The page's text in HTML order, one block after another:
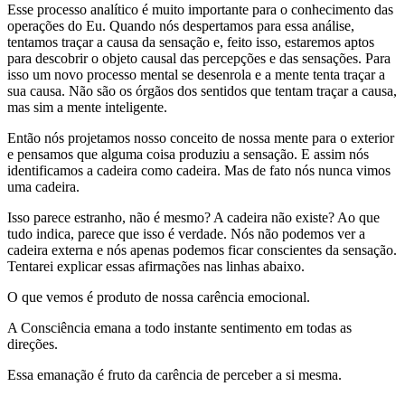
Esse processo analítico é muito importante para o conhecimento das
operações do Eu. Quando nós despertamos para essa análise,
tentamos traçar a causa da sensação e, feito isso, estaremos aptos
para descobrir o objeto causal das percepções e das sensações. Para
isso um novo processo mental se desenrola e a mente tenta traçar a
sua causa. Não são os órgãos dos sentidos que tentam traçar a causa,
mas sim a mente inteligente.
Então nós projetamos nosso conceito de nossa mente para o exterior
e pensamos que alguma coisa produziu a sensação. E assim nós
identificamos a cadeira como cadeira. Mas de fato nós nunca vimos
uma cadeira.
Isso parece estranho, não é mesmo? A cadeira não existe? Ao que
tudo indica, parece que isso é verdade. Nós não podemos ver a
cadeira externa e nós apenas podemos ficar conscientes da sensação.
Tentarei explicar essas afirmações nas linhas abaixo.
O que vemos é produto de nossa carência emocional.
A Consciência emana a todo instante sentimento em todas as
direções.
Essa emanação é fruto da carência de perceber a si mesma.